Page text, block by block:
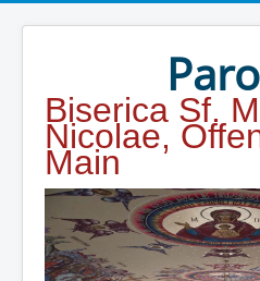
Biserica Sf.
Nicolae,
Main